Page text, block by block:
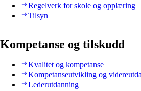
Regelverk for skole og opplæring
Tilsyn
Kompetanse og tilskudd
Kvalitet og kompetanse
Kompetanseutvikling og
Lederutdanning